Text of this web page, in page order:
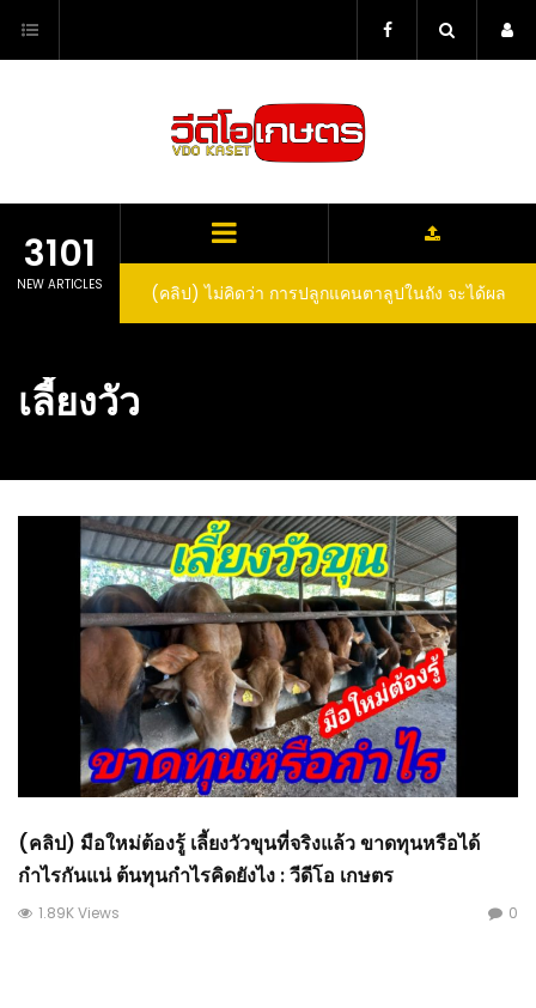
content
3101
NEW ARTICLES
(คลิป) ไม่คิดว่า การปลูกแคนตาลูปในถัง จะได้ผล
ลูกโตและหวานขนาดนี้ I didn’t expect that
เลี้ยงวัว
(คลิป) มือใหม่ต้องรู้ เลี้ยงวัวขุนที่จริงแล้ว ขาดทุนหรือได้
กำไรกันแน่ ต้นทุนกำไรคิดยังไง : วีดีโอ เกษตร
1.89K Views 0